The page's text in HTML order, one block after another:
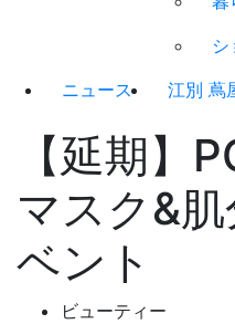
シ
ニュース 江別 蔦
【延期】
マスク&
ベント
ビューティー